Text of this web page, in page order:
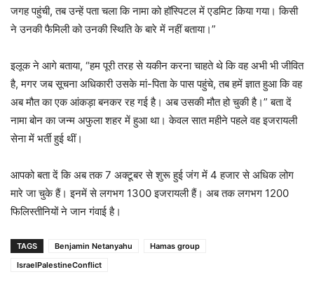
जगह पहुंची, तब उन्हें पता चला कि नामा को हॉस्पिटल में एडमिट किया गया। किसी
ने उनकी फैमिली को उनकी स्थिति के बारे में नहीं बताया।”
इलूक ने आगे बताया, “हम पूरी तरह से यकीन करना चाहते थे कि वह अभी भी जीवित
है, मगर जब सूचना अधिकारी उसके मां-पिता के पास पहुंचे, तब हमें ज्ञात हुआ कि वह
अब मौत का एक आंकड़ा बनकर रह गई है। अब उसकी मौत हो चुकी है।” बता दें
नामा बोन का जन्म अफुला शहर में हुआ था। केवल सात महीने पहले वह इजरायली
सेना में भर्ती हुई थीं।
आपको बता दें कि अब तक 7 अक्टूबर से शुरू हुई जंग में 4 हजार से अधिक लोग
मारे जा चुके हैं। इनमें से लगभग 1300 इजरायली हैं। अब तक लगभग 1200
फिलिस्तीनियों ने जान गंवाई है।
TAGS Benjamin Netanyahu
Hamas group
IsraelPalestineConflict